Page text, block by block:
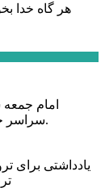
هر گاه خدا
امام
سراسر حماسه خونخواهی و مرگ بر آمریکا و اسرائیل بود.
یادداشتی برای